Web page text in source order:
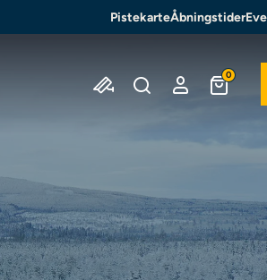
PistekarteÅbningstider
0